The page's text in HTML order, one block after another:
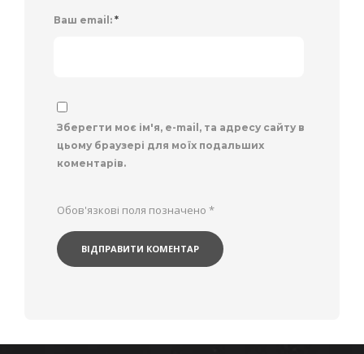
Ваш email: *
Зберегти моє ім'я, e-mail, та адресу сайту в
цьому браузері для моїх подальших
коментарів.
Обов'язкові поля позначено *